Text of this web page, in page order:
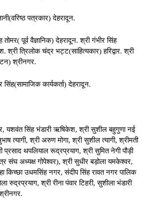
पत्रकार) देहरादून.
तोमर( पूर्व वैज्ञानिक) देहरादून. श्री गंभीर सिंह
श्री त्रिलोक चंद्र भट्ट(साहित्यकार) हरिद्वार. श्री
श्रीनगर.
कार्यकर्ता) देहरादून.
यशवंत सिंह भंडारी ऋषिकेश, श्री सुशील बहुगुणा नई
त्यागी, श्री अरुण मोगा, श्री सुशील त्यागी, श्रीमती
प्रसाद थपलियाल रूद्रप्रयाग, श्री सुमित नेगी पौड़ी
संघ अध्यक्ष गोपेश्वर), श्री सुधीर बड़ोला यमकेश्वर,
किच्छा उधमसिंह नगर, संदीप सिंह रावत नगर पालिक
रुद्रप्रयाग, श्री रीना पंवार टिहरी, सुशीला भंडारी